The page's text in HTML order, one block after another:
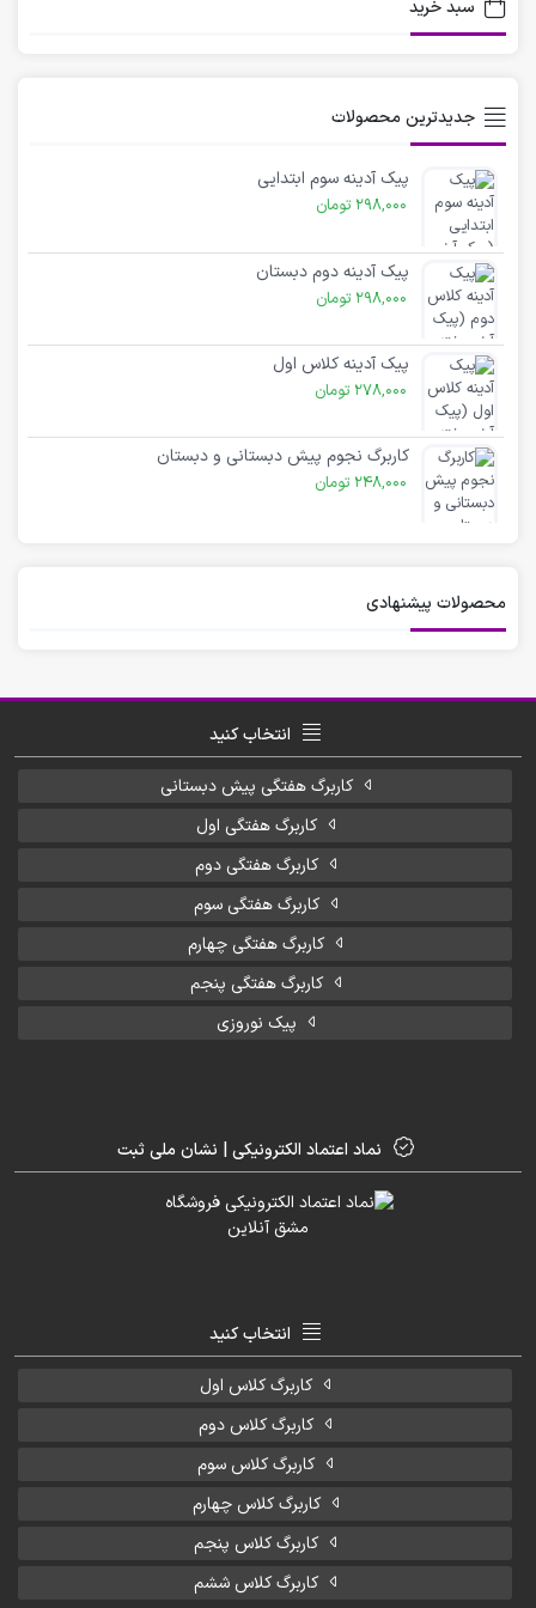
سبد خرید
جدیدترین محصولات
پیک آدینه سوم ابتدایی
298,000 تومان
پیک آدینه دوم دبستان
298,000 تومان
پیک آدینه کلاس اول
278,000 تومان
کاربرگ نجوم پیش دبستانی و دبستان
248,000 تومان
محصولات پیشنهادی
انتخاب کنید
کاربرگ هفتگی پیش دبستانی
کاربرگ هفتگی اول
کاربرگ هفتگی دوم
کاربرگ هفتگی سوم
کاربرگ هفتگی چهارم
کاربرگ هفتگی پنجم
پیک نوروزی
نماد اعتماد الکترونیکی | نشان ملی ثبت
انتخاب کنید
کاربرگ کلاس اول
کاربرگ کلاس دوم
کاربرگ کلاس سوم
کاربرگ کلاس چهارم
کاربرگ کلاس پنجم
کاربرگ کلاس ششم